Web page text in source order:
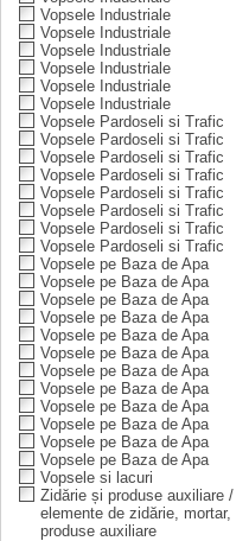
Vopsele Industriale
Vopsele Industriale
Vopsele Industriale
Vopsele Industriale
Vopsele Industriale
Vopsele Industriale
Vopsele Pardoseli si Trafic
Vopsele Pardoseli si Trafic
Vopsele Pardoseli si Trafic
Vopsele Pardoseli si Trafic
Vopsele Pardoseli si Trafic
Vopsele Pardoseli si Trafic
Vopsele Pardoseli si Trafic
Vopsele Pardoseli si Trafic
Vopsele pe Baza de Apa
Vopsele pe Baza de Apa
Vopsele pe Baza de Apa
Vopsele pe Baza de Apa
Vopsele pe Baza de Apa
Vopsele pe Baza de Apa
Vopsele pe Baza de Apa
Vopsele pe Baza de Apa
Vopsele pe Baza de Apa
Vopsele pe Baza de Apa
Vopsele pe Baza de Apa
Vopsele pe Baza de Apa
Vopsele si lacuri
Zidărie și produse auxiliare /
elemente de zidărie, mortar,
produse auxiliare